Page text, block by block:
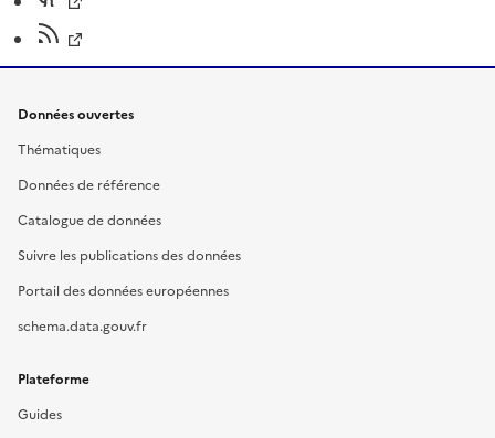
Données ouvertes
Thématiques
Données de référence
Catalogue de données
Suivre les publications des données
Portail des données européennes
schema.data.gouv.fr
Plateforme
Guides